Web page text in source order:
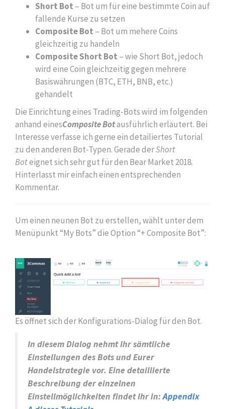
Short Bot – Bot um für eine bestimmte Coin auf
fallende Kurse zu setzen
Composite Bot – Bot um mehere Coins
gleichzeitig zu handeln
Composite Short Bot – wie Short Bot, jedoch
wird eine Coin gleichzeitig gegen mehrere
Basiswährungen (BTC, ETH, BNB, etc.)
gehandelt
Die Einrichtung eines Trading-Bots wird im folgenden
anhand einesComposite Botausführlich erläutert. Bei
Interesse verfasse ich gerne ein detailiertes Tutorial
zu den anderen Bot-Typen. Gerade derShort
Boteignet sich sehr gut für den Bear Market 2018.
Hinterlasst mir einfach einen entsprechenden
Kommentar.
Um einen neunen Bot zu erstellen, wählt unter dem
Menüpunkt “My Bots” die Option “+ Composite Bot”:
Es öffnet sich der Konfigurations-Dialog für den Bot.
In diesem Dialog nehmt Ihr sämtliche
Einstellungen des Bots und Eurer
Handelstrategie vor. Eine detaillierte
Beschreibung der einzelnen
Einstellmöglichkeiten findet Ihr in:Appendix